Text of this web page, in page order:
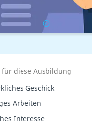
Übersicht
für diese Ausbildung
Geschick
Arbeiten
Interesse